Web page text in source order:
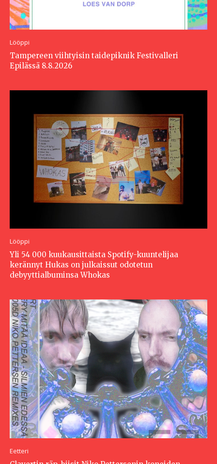
Lööppi
Tampereen viihtyisin taidepiknik Festivalleri
Epilässä 8.8.2026
Lööppi
Yli 54 000 kuukausittaista Spotify-kuuntelijaa
kerännyt Hukas on julkaissut odotetun
debyyttialbuminsa Whokas
Eetteri